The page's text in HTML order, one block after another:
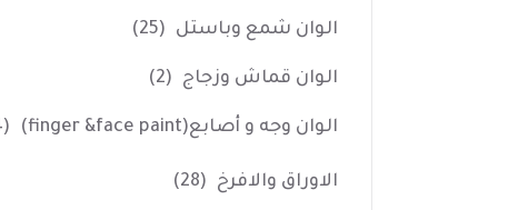
الوان شمع وباستل (25)
الوان قماش وزجاج (2)
الوان وجه و أصابع(finger &face paint) (4)
الاوراق والافرخ (28)